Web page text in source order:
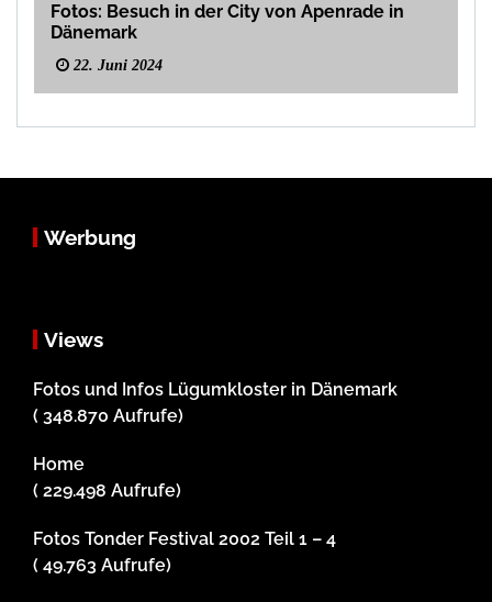
Fotos: Besuch in der City von Apenrade in
Dänemark
22. Juni 2024
Werbung
Views
Fotos und Infos Lügumkloster in Dänemark
( 348.870 Aufrufe)
Home
( 229.498 Aufrufe)
Fotos Tonder Festival 2002 Teil 1 – 4
( 49.763 Aufrufe)